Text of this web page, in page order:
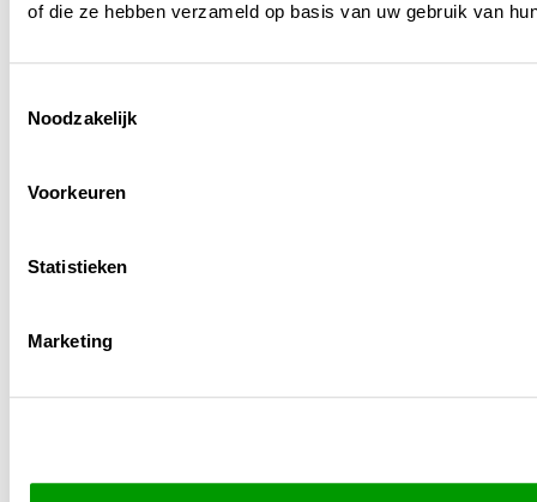
of die ze hebben verzameld op basis van uw gebruik van
Noodzakelijk
Voorkeuren
Statistieken
Marketing